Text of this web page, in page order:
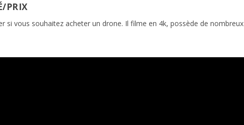
PRIX
si vous souhaitez acheter un drone. Il filme en 4k, possède de nombreux